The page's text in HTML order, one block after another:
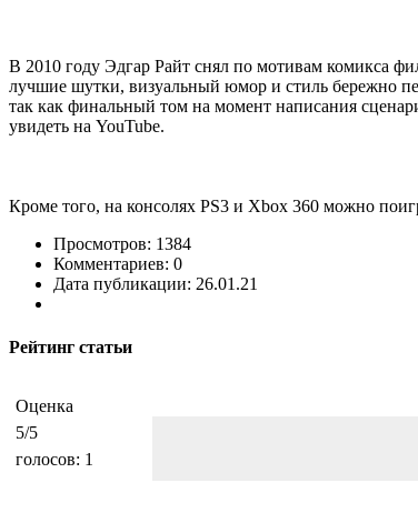
В 2010 году Эдгар Райт снял по мотивам комикса
лучшие шутки, визуальный юмор и стиль бережно
так как финальный том на момент написания
увидеть на YouTube.
Кроме того, на консолях PS3 и Xbox 360 можно
Просмотров: 1384
Комментариев: 0
Дата публикации: 26.01.21
Рейтинг статьи
Оценка
5/5
голосов: 1